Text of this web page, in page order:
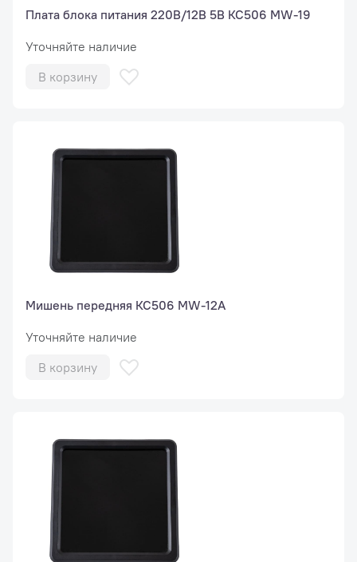
Плата блока питания 220В/12В 5В КС506 MW-19
Уточняйте наличие
В корзину
Мишень передняя КС506 MW-12A
Уточняйте наличие
В корзину